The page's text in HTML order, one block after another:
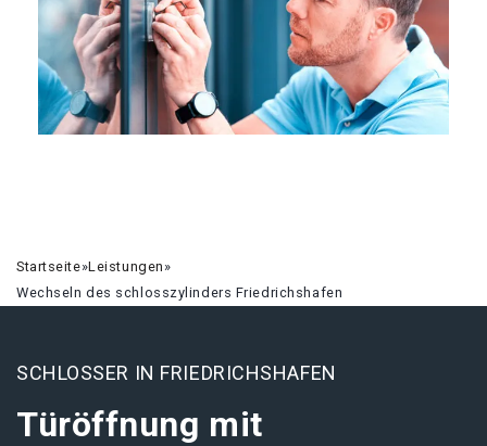
Startseite»Leistungen»
Wechseln des schlosszylinders Friedrichshafen
SCHLOSSER IN FRIEDRICHSHAFEN
Türöffnung mit